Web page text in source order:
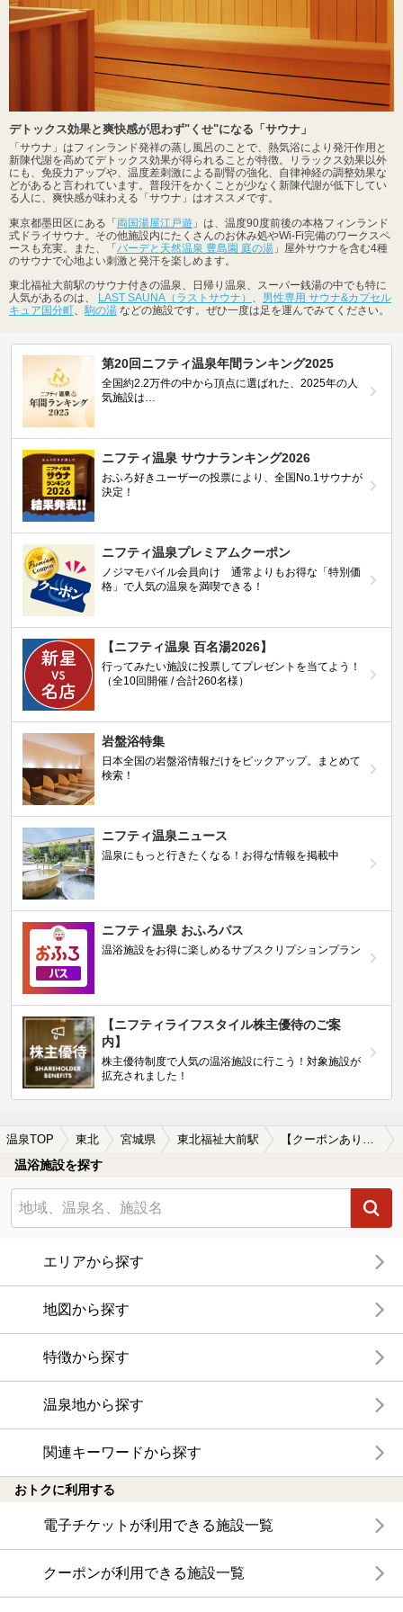
デトックス効果と爽快感が思わず"くせ"になる「サウナ」
「サウナ」はフィンランド発祥の蒸し風呂のことで、熱気浴により発汗作用と
新陳代謝を高めてデトックス効果が得られることが特徴。リラックス効果以外
にも、免疫力アップや、温度差刺激による副腎の強化、自律神経の調整効果な
どがあると言われています。普段汗をかくことが少なく新陳代謝が低下してい
る人に、爽快感が味わえる「サウナ」はオススメです。
東京都墨田区にある「 両国湯屋江戸遊 」は、温度90度前後の本格フィンランド
式ドライサウナ。その他施設内にたくさんのお休み処やWi-Fi完備のワークスペ
ースも充実。また、「 バーデと天然温泉 豊島園 庭の湯 」屋外サウナを含む4種
のサウナで心地よい刺激と発汗を楽しめます。
東北福祉大前駅のサウナ付きの温泉、日帰り温泉、スーパー銭湯の中でも特に
人気があるのは、
LAST SAUNA（ラストサウナ） 、 男性専用 サウナ&カプセル
キュア国分町、駒の湯 などの施設です。ぜひ一度は足を運んでみてください。
第20回ニフティ温泉年間ランキング2025
全国約2.2万件の中から頂点に選ばれた、2025年の人
気施設は…
ニフティ温泉 サウナランキング2026
おふろ好きユーザーの投票により、全国No.1サウナが
決定！
ニフティ温泉プレミアムクーポン
ノジマモバイル会員向け 通常よりもお得な「特別価
格」で人気の温泉を満喫できる！
【ニフティ温泉 百名湯2026】
行ってみたい施設に投票してプレゼントを当てよう！
（全10回開催 / 合計260名様）
岩盤浴特集
日本全国の岩盤浴情報だけをピックアップ。まとめて
検索！
ニフティ温泉ニュース
温泉にもっと行きたくなる！お得な情報を掲載中
ニフティ温泉 おふろパス
温浴施設をお得に楽しめるサブスクリプションプラン
【ニフティライフスタイル株主優待のご案
内】
株主優待制度で人気の温浴施設に行こう！対象施設が
拡充されました！
温泉TOP 東北 宮城県 東北福祉大前駅
温浴施設を探す
エリアから探す
地図から探す
特徴から探す
温泉地から探す
関連キーワードから探す
おトクに利用する
電子チケットが利用できる施設一覧
クーポンが利用できる施設一覧